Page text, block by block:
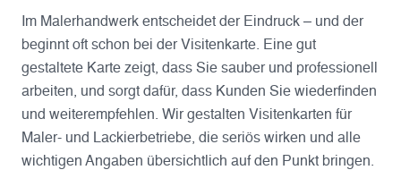
Im Malerhandwerk entscheidet der Eindruck – und der
beginnt oft schon bei der Visitenkarte. Eine gut
gestaltete Karte zeigt, dass Sie sauber und professionell
arbeiten, und sorgt dafür, dass Kunden Sie wiederfinden
und weiterempfehlen. Wir gestalten Visitenkarten für
Maler- und Lackierbetriebe, die seriös wirken und alle
wichtigen Angaben übersichtlich auf den Punkt bringen.